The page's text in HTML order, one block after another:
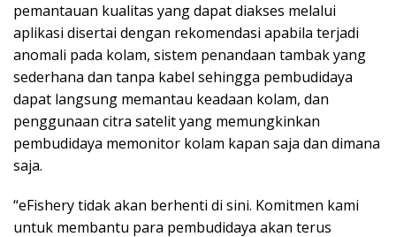
pemantauan kualitas yang dapat diakses melalui
aplikasi disertai dengan rekomendasi apabila terjadi
anomali pada kolam, sistem penandaan tambak yang
sederhana dan tanpa kabel sehingga pembudidaya
dapat langsung memantau keadaan kolam, dan
penggunaan citra satelit yang memungkinkan
pembudidaya memonitor kolam kapan saja dan dimana
saja.
“eFishery tidak akan berhenti di sini. Komitmen kami
untuk membantu para pembudidaya akan terus